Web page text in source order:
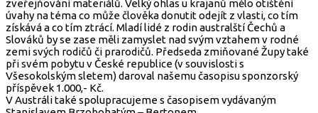
zveřejňování materiálů. Velký ohlas u krajanů mělo otištění
úvahy na téma co může člověka donutit odejít z vlasti, co tím
získává a co tím ztrácí. Mladí lidé z rodin australští Čechů a
Slováků by se zase měli zamyslet nad svým vztahem v rodné
zemi svých rodičů či prarodičů. Předseda zmiňované Župy také
při svém pobytu v České republice (v souvislosti s
Všesokolským sletem) daroval našemu časopisu sponzorský
příspěvek 1.000,- Kč.
V Austráli také spolupracujeme s časopisem vydávaným